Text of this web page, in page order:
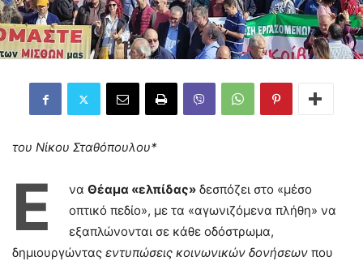
του Νίκου Σταθόπουλου*
Έ να Θέαμα «ελπίδας» δεσπόζει στο «μέσο
οπτικό πεδίο», με τα «αγωνιζόμενα πλήθη» να
εξαπλώνονται σε κάθε οδόστρωμα,
δημιουργώντας εντυπώσεις κοινωνικών δονήσεων που